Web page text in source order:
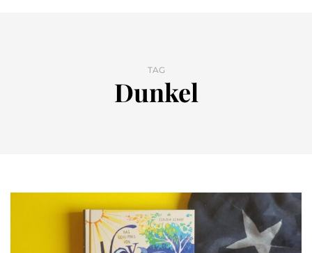
TAG
Dunkel